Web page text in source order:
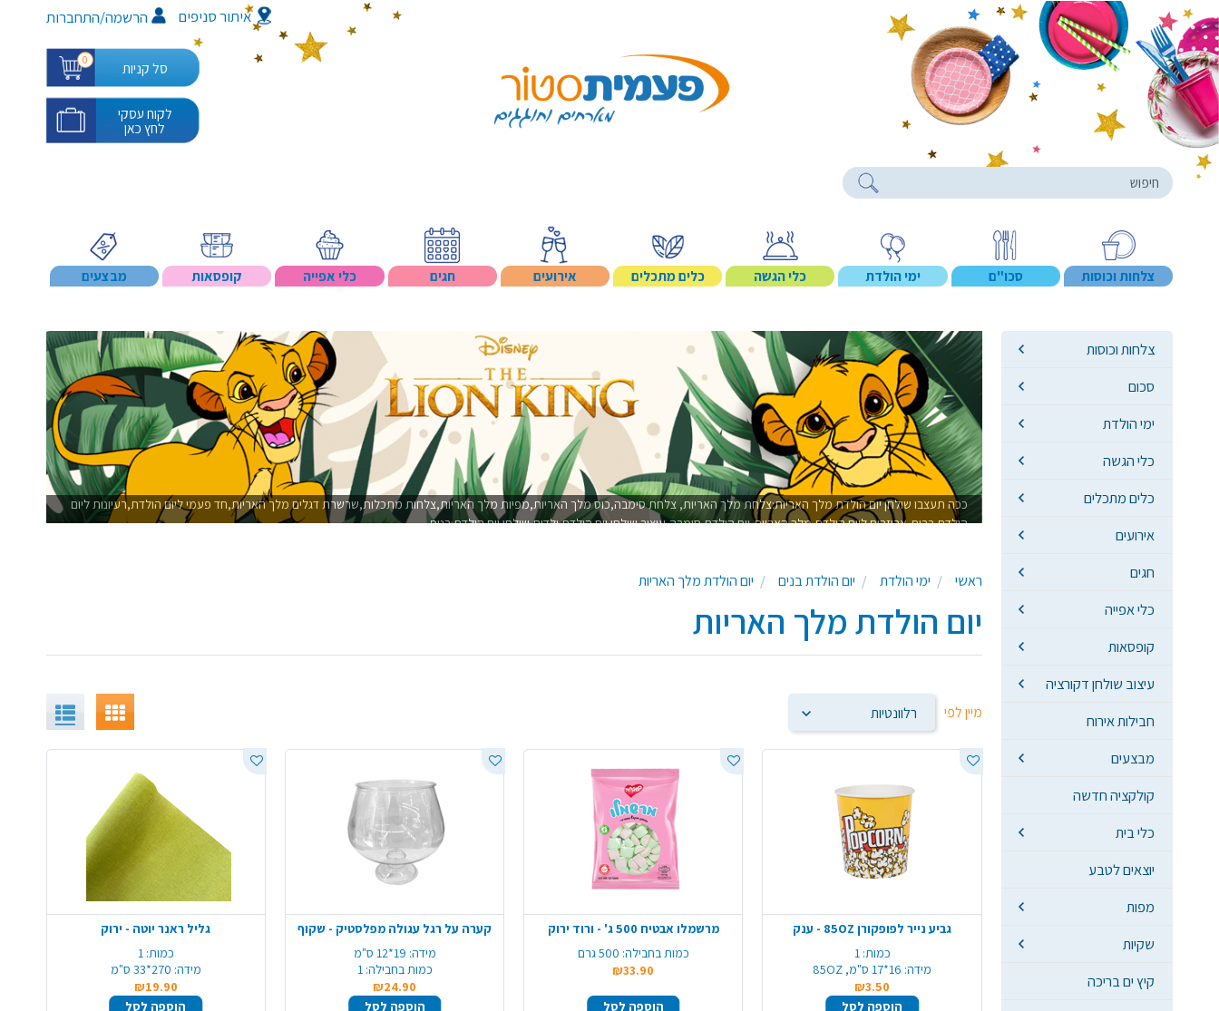
איתור סניפים הרשמה/התחברות
סל קניות 0
לקוח עסקי
לחץ כאן
Search products
צלחות וכוסות סכו"ם ימי הולדת כלי הגשה כלים מתכלים אירועים חגים כלי אפייה קופסאות מבצעים
צלחות וכוסות
סכום
ימי הולדת
כלי הגשה
כלים מתכלים
אירועים
חגים
כלי אפייה
קופסאות
עיצוב שולחן דקורציה
חבילות אירוח
מבצעים
קולקציה חדשה
כלי בית
יוצאים לטבע
מפות
שקיות
קיץ ים בריכה
ככה תעצבו שולחן יום הולדת מלך האריות:צלחת מלך האריות, צלחת סימבה,כוס מלך האריות,מפיות מלך האריות,צלחות מתכלות,שרשרת דגלים מלך האריות,חד פעמי ליום הולדת,רעיונות ליום
הולדת בבית,אביזרים ליום הולדת מלך האריות,יום הולדת סימבה,עיצוב שולחן יום הולדת ילדים,שולחן יום הולדת בנים
ראשי ימי הולדת יום הולדת בנים יום הולדת מלך האריות
יום הולדת מלך האריות
מיין לפי
גביע נייר לפופקורן 85OZ - ענק
כמות: 1
מידה: 16*17 ס"מ, 85OZ
₪3.50
הוספה לסל
מרשמלו אבטיח 500 ג' - ורוד ירוק
כמות בחבילה: 500 גרם
₪33.90
הוספה לסל
קערה על רגל עגולה מפלסטיק - שקוף
מידה: 19*12 ס"מ
כמות בחבילה: 1
₪24.90
הוספה לסל
גליל ראנר יוטה - ירוק
כמות: 1
מידה: 270*33 ס"מ
₪19.90
הוספה לסל